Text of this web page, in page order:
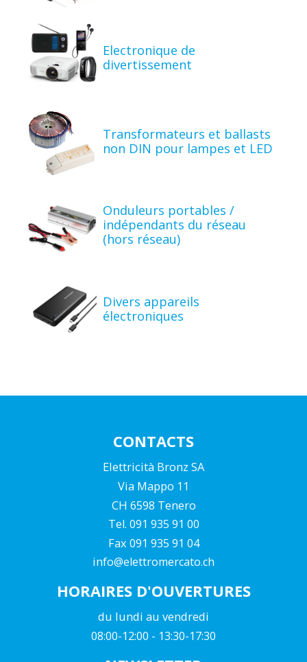
Electronique de
divertissement
Transformateurs et ballasts
non DIN pour lampes et LED
Onduleurs portables /
indépendants du réseau
(hors réseau)
Divers appareils
électroniques
CONTACTS
Elettricità Bronz SA
Via Mappo 11
CH 6598 Tenero
Tel. 091 935 91 00
Fax 091 935 91 04
info@elettromercato.ch
HORAIRES D'OUVERTURES
du lundi au vendredi
08:00-12:00 - 13:30-17:30